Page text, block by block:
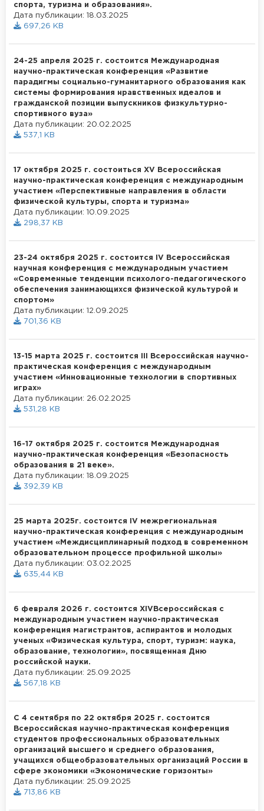
спорта, туризма и образования».
Дата публикации: 18.03.2025
697,26 KB
24-25 апреля 2025 г. состоится Международная
научно-практическая конференция «Развитие
парадигмы социально-гуманитарного образования как
системы формирования нравственных идеалов и
гражданской позиции выпускников физкультурно-
спортивного вуза»
Дата публикации: 20.02.2025
537,1 KB
17 октября 2025 г. cостоиться XV Всероссийская
научно-практическая конференция с международным
участием «Перспективные направления в области
физической культуры, спорта и туризма»
Дата публикации: 10.09.2025
298,37 KB
23-24 октября 2025 г. состоится IV Всероссийская
научная конференция с международным участием
«Современные тенденции психолого-педагогического
обеспечения занимающихся физической культурой и
спортом»
Дата публикации: 12.09.2025
701,36 KB
13-15 марта 2025 г. состоится III Всероссийская научно-
практическая конференция с международным
участием «Инновационные технологии в спортивных
играх»
Дата публикации: 26.02.2025
531,28 KB
16-17 октября 2025 г. состоится Международная
научно-практическая конференция «Безопасность
образования в 21 веке».
Дата публикации: 18.09.2025
392,39 KB
25 марта 2025г. состоится IV межрегиональная
научно-практическая конференция с международным
участием «Междисциплинарный подход в современном
образовательном процессе профильной школы»
Дата публикации: 03.02.2025
635,44 KB
6 февраля 2026 г. состоится ХIVВсероссийская с
международным участием научно-практическая
конференция магистрантов, аспирантов и молодых
ученых «Физическая культура, спорт, туризм: наука,
образование, технологии», посвященная Дню
российской науки.
Дата публикации: 25.09.2025
567,18 KB
С 4 сентября по 22 октября 2025 г. состоится
Всероссийская научно-практическая конференция
студентов профессиональных образовательных
организаций высшего и среднего образования,
учащихся общеобразовательных организаций России в
сфере экономики «Экономические горизонты»
Дата публикации: 25.09.2025
713,86 KB